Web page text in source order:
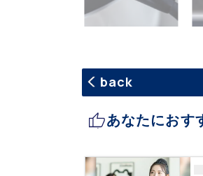
back
あなたにおす